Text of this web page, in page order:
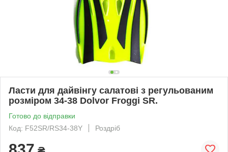
Ласти для дайвінгу салатові з регульованим
розміром 34-38 Dolvor Froggi SR.
Готово до відправки
Код: F52SR/RS34-38Y
Роздріб